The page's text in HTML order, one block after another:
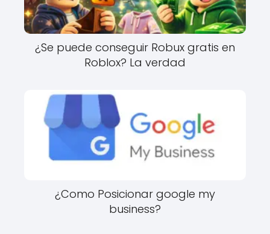
¿Se puede conseguir Robux gratis en
Roblox? La verdad
¿Como Posicionar google my
business?